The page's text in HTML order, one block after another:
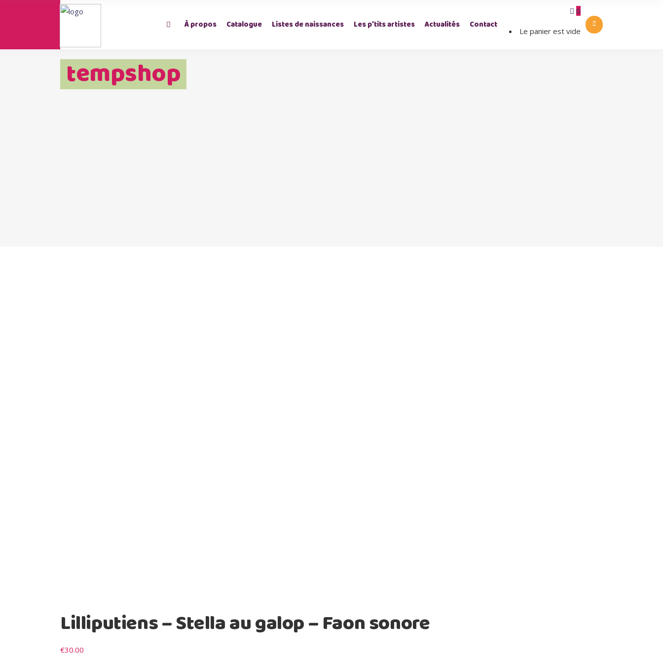
À propos Catalogue Listes de naissances Les p’tits artistes Actualités Contact
0
Le panier est vide
tempshop
Lilliputiens – Stella au galop – Faon sonore
€30.00